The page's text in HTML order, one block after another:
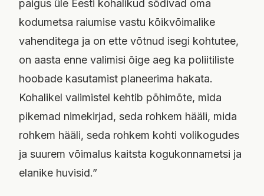
paigus üle Eesti kohalikud sõdivad oma
kodumetsa raiumise vastu kõikvõimalike
vahenditega ja on ette võtnud isegi kohtutee,
on aasta enne valimisi õige aeg ka poliitiliste
hoobade kasutamist planeerima hakata.
Kohalikel valimistel kehtib põhimõte, mida
pikemad nimekirjad, seda rohkem hääli, mida
rohkem hääli, seda rohkem kohti volikogudes
ja suurem võimalus kaitsta kogukonnametsi ja
elanike huvisid.”